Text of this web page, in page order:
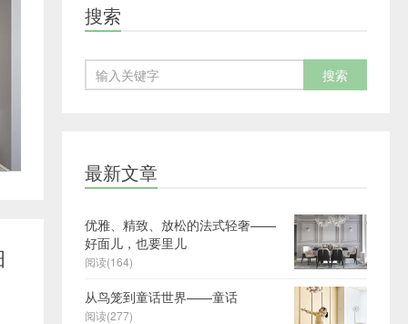
搜索
最新文章
优雅、精致、放松的法式轻奢——
好面儿，也要里儿
阅读(164)
从鸟笼到童话世界——童话
阅读(277)